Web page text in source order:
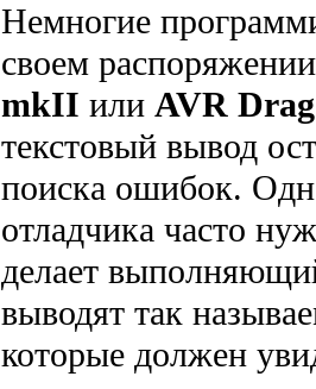
Немногие
своем
mkII или AVR
текстовый вывод
поиска ошибок.
отладчика часто
делает
выводят так
которые должен